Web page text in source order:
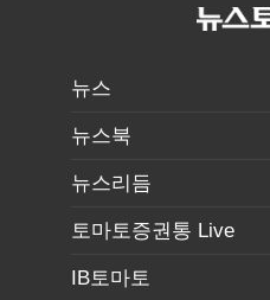
뉴스
뉴스북
뉴스리듬
토마토증권통 Live
IB토마토